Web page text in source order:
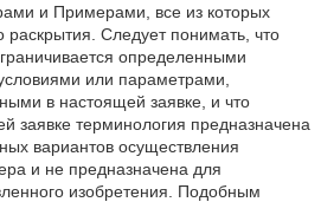
и Примерами, все из которых
раскрытия. Следует понимать, что
определенными
или параметрами,
в настоящей заявке, и что
заявке терминология предназначена
вариантов осуществления
и не предназначена для
изобретения. Подобным